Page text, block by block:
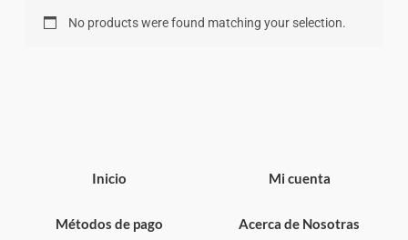
No products were found matching your selection.
Inicio
Métodos de pago
Mi cuenta
Acerca de Nosotras